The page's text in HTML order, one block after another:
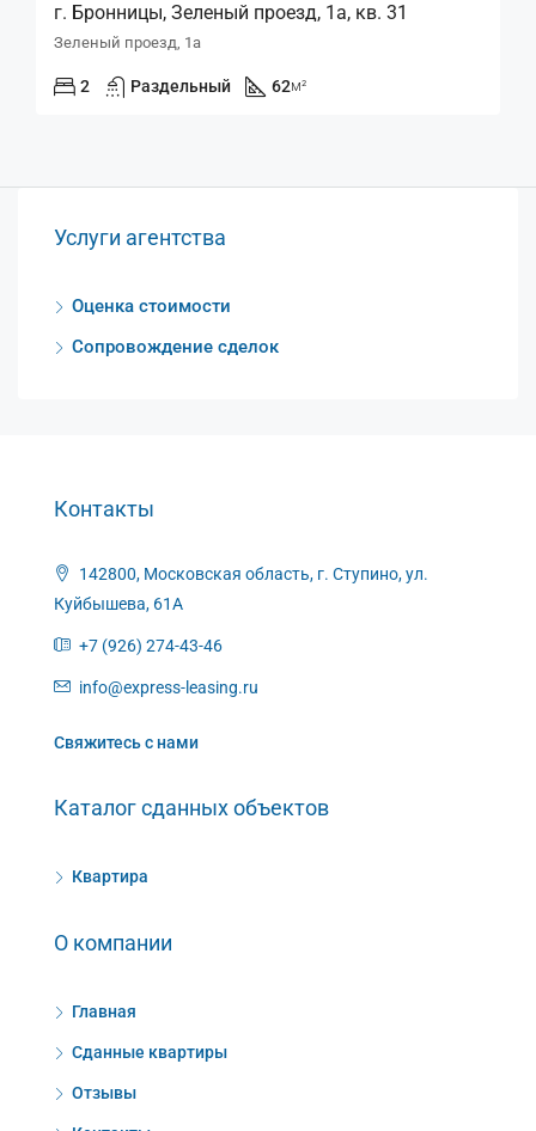
г. Бронницы, Зеленый проезд, 1а, кв. 31
Зеленый проезд, 1а
2 Раздельный 62м²
Услуги агентства
Оценка стоимости
Сопровождение сделок
Контакты
142800, Московская область, г. Ступино, ул.
Куйбышева, 61А
+7 (926) 274-43-46
info@express-leasing.ru
Свяжитесь с нами
Каталог сданных объектов
Квартира
О компании
Главная
Сданные квартиры
Отзывы